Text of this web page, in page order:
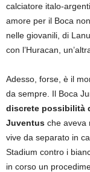
calciatore italo-
amore per il Boca
nelle giovanili, di
con l’Huracan,
Adesso, forse, è il
da sempre. Il Boca
discrete possibilità
Juventus che aveva
vive da separato in
Stadium contro i
in corso un